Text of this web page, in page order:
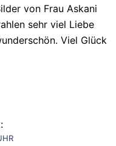
von Frau Askani
sehr viel Liebe
Viel Glück